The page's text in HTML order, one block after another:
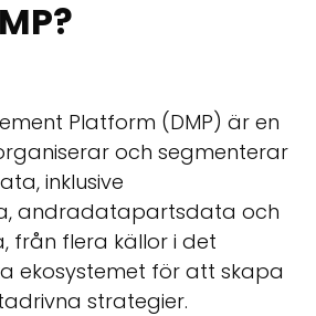
Platform (DMP) är en
och segmenterar
inklusive
andradatapartsdata och
från flera källor i det
ekosystemet för att skapa
strategier.